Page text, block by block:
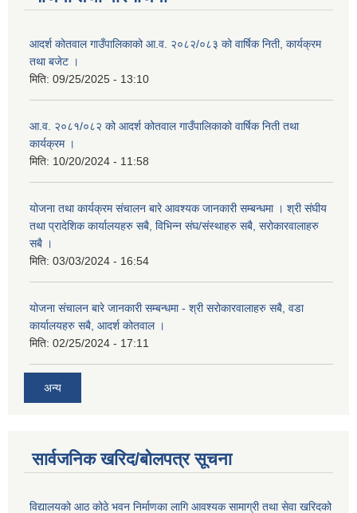
आदर्श कोतवाल गाउँपालिकाको आ.व. २०८२/०८३ को वार्षिक निती, कार्यक्रम
तथा बजेट ।
मिति: 09/25/2025 - 13:10
आ.व. २०८१/०८२ को आदर्श कोतवाल गाउँपालिकाको वार्षिक निती तथा
कार्यक्रम ।
मिति: 10/20/2024 - 11:58
योजना तथा कार्यक्रम संचालन बारे आवश्यक जानकारी सम्बन्धमा । श्री संघीय
तथा प्रादेशिक कार्यालयहरु सबै, विभिन्‍न संघ/संस्थाहरु सबै, सरोकारवालाहरु
सबै ।
मिति: 03/03/2024 - 16:54
योजना संचालन बारे जानकारी सम्बन्धमा - श्री सरोकारवालाहरु सबै, वडा
कार्यालयहरु सबै, आदर्श कोतवाल ।
मिति: 02/25/2024 - 17:11
अन्य
सार्वजनिक खरिद/बोलपत्र सूचना
विद्यालयको आठ कोठे भवन निर्माणका लागि आवश्यक सामाग्री तथा सेवा खरिदको